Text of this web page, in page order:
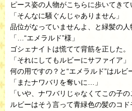
ピース姿の人物がこちらに歩いてきて
「そんなに騒ぐんじゃありません」
品位がなっていませんよ、と緑髪の人
「…“エメラルド”様」
ゴシェナイトは慌てて背筋を正した。
「それにしてもルビーにサファイア」
何の用ですの？と“エメラルド”はルビ
「またナワバリを奪いに…」
「いや、ナワバリじゃなくてこの子の
ルビーはそう言って青緑色の髪のコド